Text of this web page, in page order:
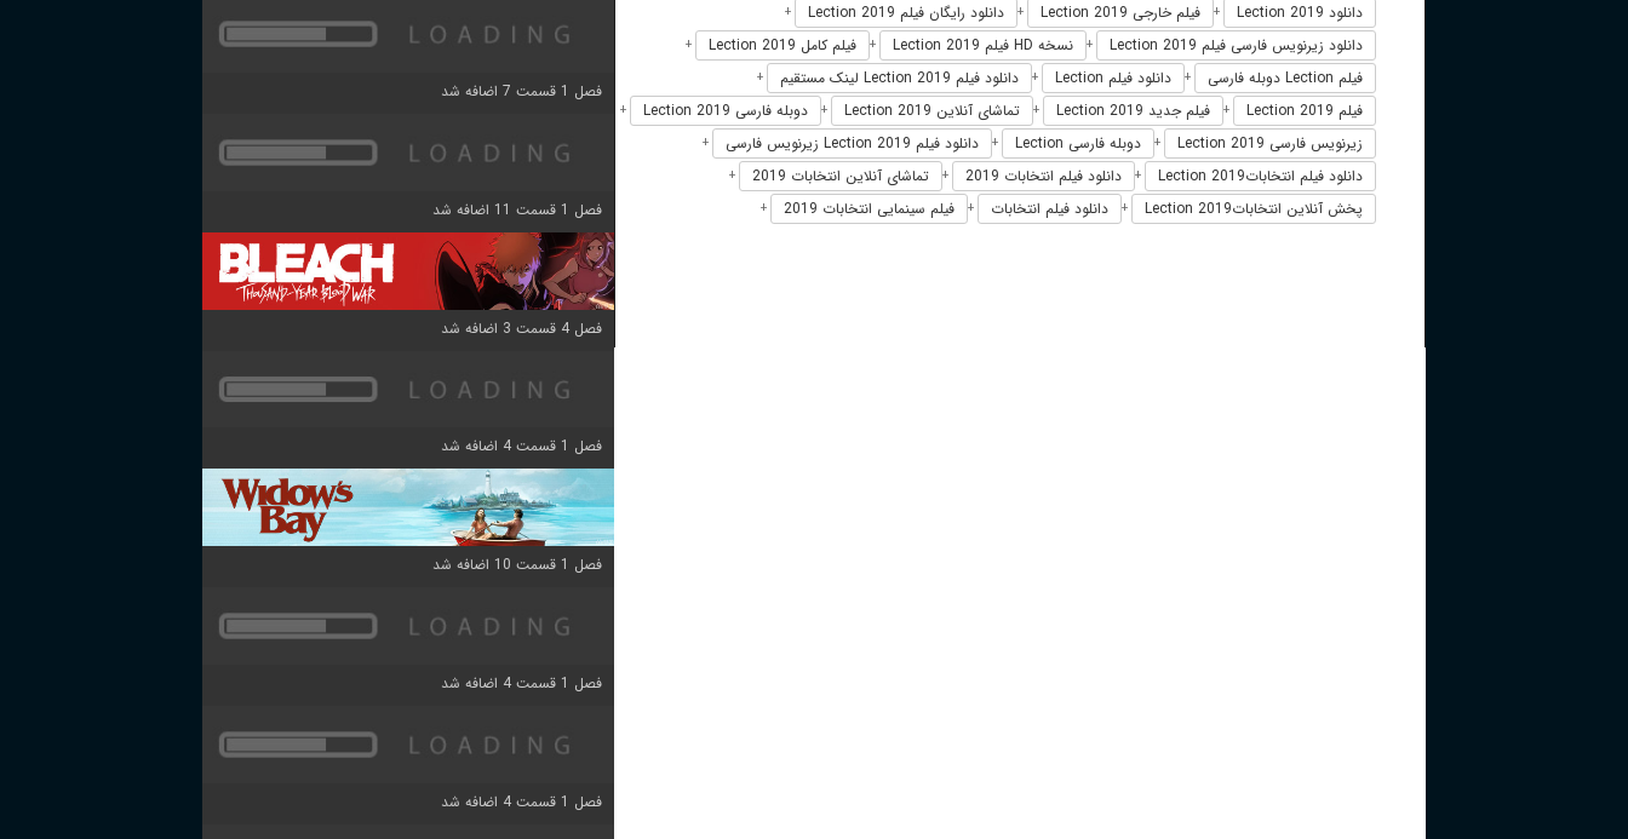
دانلود Lection 2019 + فیلم خارجی Lection 2019 + دانلود رایگان فیلم Lection 2019 +
دانلود زیرنویس فارسی فیلم Lection 2019 + نسخه HD فیلم Lection 2019 + فیلم کامل Lection 2019 +
فیلم Lection دوبله فارسی + دانلود فیلم Lection + دانلود فیلم Lection 2019 لینک مستقیم +
فیلم Lection 2019 + فیلم جدید Lection 2019 + تماشای آنلاین Lection 2019 + دوبله فارسی Lection 2019 +
زیرنویس فارسی Lection 2019 + دوبله فارسی Lection + دانلود فیلم Lection 2019 زیرنویس فارسی +
دانلود فیلم انتخاباتLection 2019 + دانلود فیلم انتخابات 2019 + تماشای آنلاین انتخابات 2019 +
پخش آنلاین انتخاباتLection 2019 + دانلود فیلم انتخابات + فیلم سینمایی انتخابات 2019 +
فصل 1 قسمت 7 اضافه شد
فصل 1 قسمت 11 اضافه شد
فصل 4 قسمت 3 اضافه شد
فصل 1 قسمت 4 اضافه شد
فصل 1 قسمت 10 اضافه شد
فصل 1 قسمت 4 اضافه شد
فصل 1 قسمت 4 اضافه شد